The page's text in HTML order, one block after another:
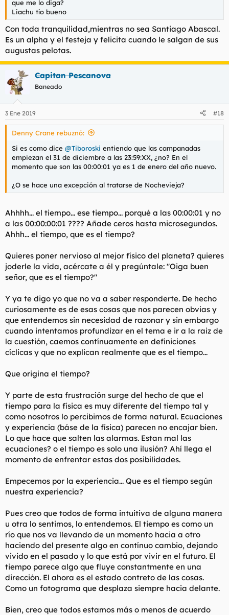
que me lo diga?
Liachu tío bueno
Con toda tranquilidad,mientras no sea Santiago Abascal.
Es un alpha y el festeja y felicita cuando le salgan de sus
augustas pelotas.
Capitan Pescanova
Baneado
3 Ene 2019 #18
Denny Crane rebuznó:
Si es como dice @Tiboroski entiendo que las campanadas
empiezan el 31 de diciembre a las 23:59:XX, ¿no? En el
momento que son las 00:00:01 ya es 1 de enero del año nuevo.
¿O se hace una excepción al tratarse de Nochevieja?
Ahhhh... el tiempo... ese tiempo... porqué a las 00:00:01 y no
a las 00:00:00:01 ???? Añade ceros hasta microsegundos.
Ahhh... el tiempo, que es el tiempo?
Quieres poner nervioso al mejor físico del planeta? quieres
joderle la vida, acércate a él y pregúntale: "Oiga buen
señor, que es el tiempo?"
Y ya te digo yo que no va a saber responderte. De hecho
curiosamente es de esas cosas que nos parecen obvias y
que entendemos sin necesidad de razonar y sin embargo
cuando intentamos profundizar en el tema e ir a la raiz de
la cuestión, caemos contínuamente en definiciones
cíclicas y que no explican realmente que es el tiempo...
Que origina el tiempo?
Y parte de esta frustración surge del hecho de que el
tiempo para la física es muy diferente del tiempo tal y
como nosotros lo percibimos de forma natural. Ecuaciones
y experiencia (báse de la física) parecen no encajar bien.
Lo que hace que salten las alarmas. Estan mal las
ecuaciones? o el tiempo es solo una ilusión? Ahí llega el
momento de enfrentar estas dos posibilidades.
Empecemos por la experiencia... Que es el tiempo según
nuestra experiencia?
Pues creo que todos de forma intuitiva de alguna manera
u otra lo sentimos, lo entendemos. El tiempo es como un
río que nos va llevando de un momento hacia a otro
haciendo del presente algo en contínuo cambio, dejando
vivido en el pasado y lo que está por vivir en el futuro. El
tiempo parece algo que fluye constantmente en una
dirección. El ahora es el estado contreto de las cosas.
Como un fotograma que desplaza siempre hacia delante.
Bien, creo que todos estamos más o menos de acuerdo